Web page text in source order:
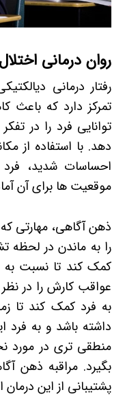
روان درمانی
تمرکز دارد که باعث
توانایی فرد را در
دهد. با استفاده از
احساسات شدید، فرد
موقعیت ها برای آن
را به ماندن در لحظه
کمک کند تا نسبت به
عواقب کارش را در
به فرد کمک کند تا
داشته باشد و به
منطقی تری در مورد
بگیرد. مراقبه ذهن
پشتیبانی از این